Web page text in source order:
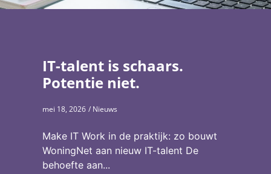
IT-talent is schaars.
Potentie niet.
mei 18, 2026 / Nieuws
Make IT Work in de praktijk: zo bouwt
WoningNet aan nieuw IT-talent De
behoefte aan...